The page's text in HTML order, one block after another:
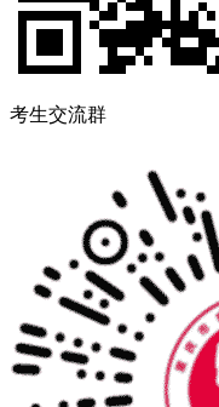
考生交流群